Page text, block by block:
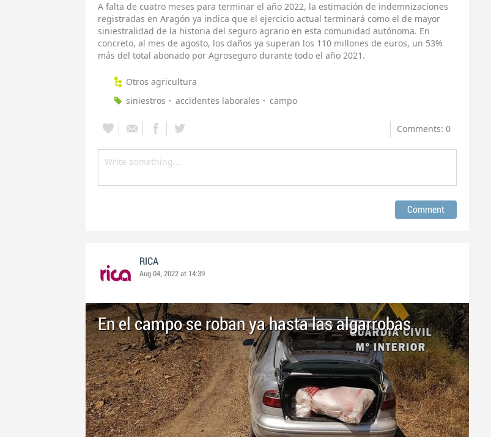
A falta de cuatro meses para terminar el año 2022, la estimación de indemnizaciones
registradas en Aragón ya indica que el ejercicio actual terminará como el de mayor
siniestralidad de la historia del seguro agrario en esta comunidad autónoma. En
concreto, al mes de agosto, los daños ya superan los 110 millones de euros, un 53%
más del total abonado por Agroseguro durante todo el año 2021.
Otros agricultura
siniestros
accidentes laborales campo
Comments: 0
RICA
Aug 04, 2022 at 14:39
En el campo se roban ya hasta las algarrobas